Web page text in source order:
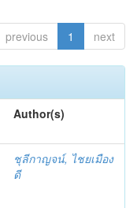
previous 1 next
Author(s)
ชุลีกาญจน์, ไชยเมือง
ดี